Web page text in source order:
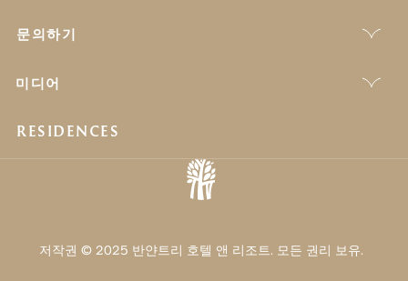
문의하기
미디어
RESIDENCES
저작권 © 2025 반얀트리 호텔 앤 리조트. 모든 권리 보유.